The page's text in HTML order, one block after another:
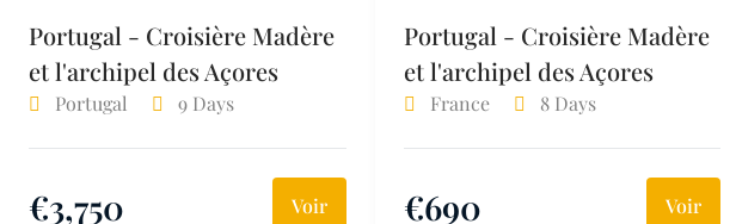
Portugal - Croisière Madère
et l'archipel des Açores
Portugal 9 Days
€3,750 Voir
Portugal - Croisière Madère
et l'archipel des Açores
France 8 Days
€690 Voir